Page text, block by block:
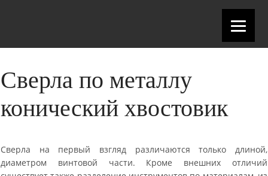
Сверла по металлу
конический хвостовик
Сверла на первый взгляд различаются только длиной,
диаметром винтовой части. Кроме внешних отличий